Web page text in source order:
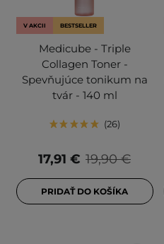
V AKCII BESTSELLER
Medicube - Triple
Collagen Toner -
Spevňujúce tonikum na
tvár - 140 ml
26
19,90 €
17,91 €
PRIDAŤ DO KOŠÍKA